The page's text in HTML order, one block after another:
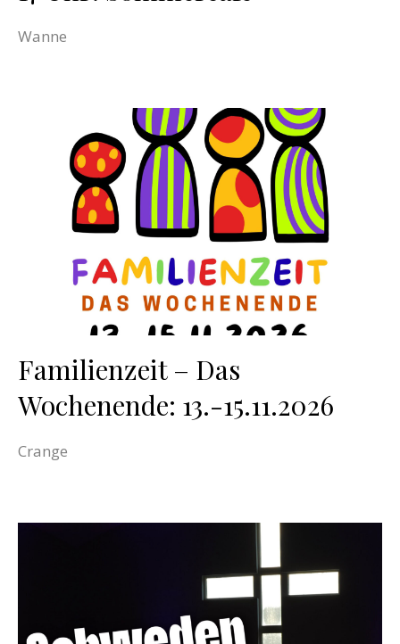
Wanne
Familienzeit – Das
Wochenende: 13.-15.11.2026
Crange